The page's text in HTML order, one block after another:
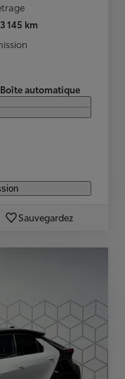
3 145 km
Boîte automatique
Sauvegardez